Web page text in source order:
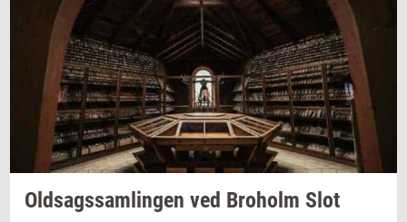
Oldsags­sam­lin­gen ved Bro­holm Slot